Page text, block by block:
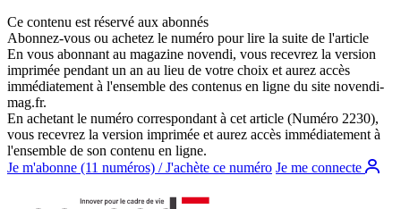
Ce contenu est réservé aux abonnés
Abonnez-vous ou achetez le numéro pour lire la suite de l'article
En vous abonnant au magazine novendi, vous recevrez la version
imprimée pendant un an au lieu de votre choix et aurez accès
immédiatement à l'ensemble des contenus en ligne du site novendi-
mag.fr.
En achetant le numéro correspondant à cet article (Numéro 2230),
vous recevrez la version imprimée et aurez accès immédiatement à
l'ensemble de son contenu en ligne.
Je m'abonne (11 numéros) / J'achète ce numéro Je me connecte